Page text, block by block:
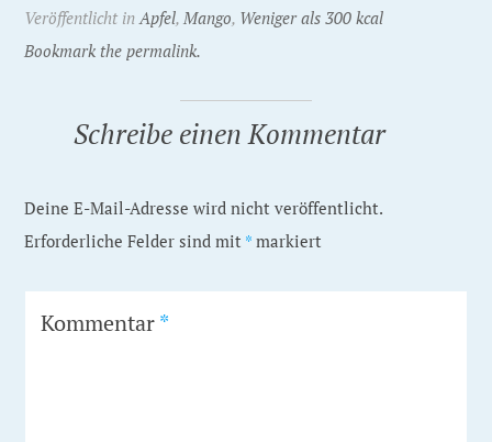
Veröffentlicht inApfel,Mango, Weniger als 300 kcal
Bookmark the permalink.
Schreibe einen Kommentar
Deine E-Mail-Adresse wird nicht veröffentlicht.
Erforderliche Felder sind mit * markiert
Kommentar*